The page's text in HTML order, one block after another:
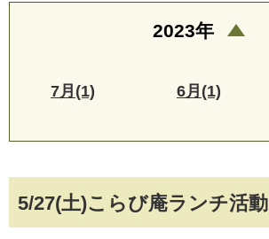
5/27(土)こらび庵ランチ活動
2023年
7月(1) 6月(1)